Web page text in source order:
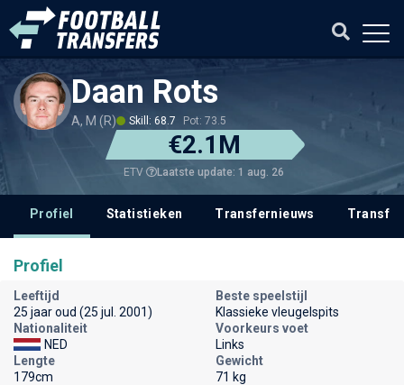
Daan Rots
A, M (R) Skill: 68.7 Pot: 73.5
€2.1M
ETV Laatste update: 1 aug. 26
Profiel Statistieken Transfernieuws
Profiel
Leeftijd
25 jaar oud (25 jul. 2001)
Beste speelstijl
Klassieke vleugelspits
Nationaliteit
NED
Voorkeurs voet
Links
Lengte
179cm
Gewicht
71 kg